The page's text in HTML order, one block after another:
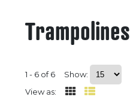
Trampolines
1 - 6 of 6
Show:
View as: